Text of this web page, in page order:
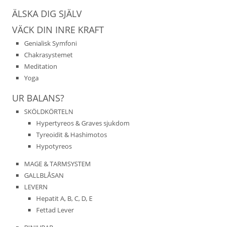
ÄLSKA DIG SJÄLV
VÄCK DIN INRE KRAFT
Genialisk Symfoni
Chakrasystemet
Meditation
Yoga
UR BALANS?
SKÖLDKÖRTELN
Hypertyreos & Graves sjukdom
Tyreoidit & Hashimotos
Hypotyreos
MAGE & TARMSYSTEM
GALLBLÅSAN
LEVERN
Hepatit A, B, C, D, E
Fettad Lever